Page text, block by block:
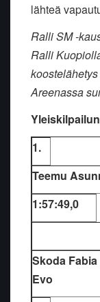
lähteä
Ralli SM -
Ralli
Areenassa
1.
Teemu
1:57:49,0
Skoda
Evo